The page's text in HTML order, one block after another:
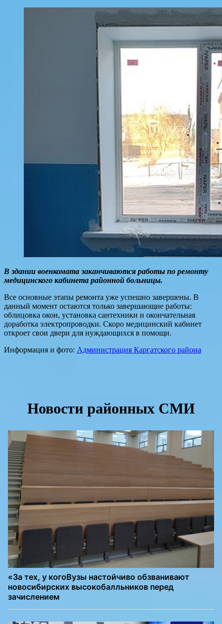
В здании военкомата заканчиваются работы по ремонту
медицинского кабинета районной больницы.
Все основные этапы ремонта уже успешно завершены. В
данный момент остаются только завершающие работы:
облицовка окон, установка сантехники и окончательная
доработка электропроводки. Скоро медицинский кабинет
откроет свои двери для нуждающихся в помощи.
Информация и фото: Администрация Каргатского района